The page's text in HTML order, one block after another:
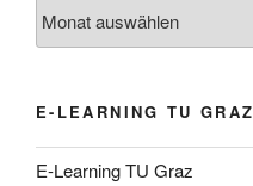
E-LEARNING TU GRAZ
E-Learning TU Graz